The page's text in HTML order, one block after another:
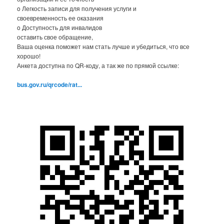
o Легкость записи для получения услуги и
своевременность ее оказания
o Доступность для инвалидов
оставить свое обращение,
Ваша оценка поможет нам стать лучше и убедиться, что все
хорошо!
Анкета доступна по QR-коду, а так же по прямой ссылке:
bus.gov.ru/qrcode/rat...